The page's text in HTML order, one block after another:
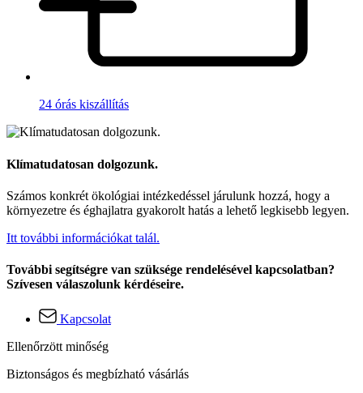
24 órás kiszállítás
Klímatudatosan dolgozunk.
Számos konkrét ökológiai intézkedéssel járulunk hozzá, hogy a
környezetre és éghajlatra gyakorolt hatás a lehető legkisebb legyen.
Itt további információkat talál.
További segítségre van szüksége rendelésével kapcsolatban?
Szívesen válaszolunk kérdéseire.
Kapcsolat
Ellenőrzött minőség
Biztonságos és megbízható vásárlás